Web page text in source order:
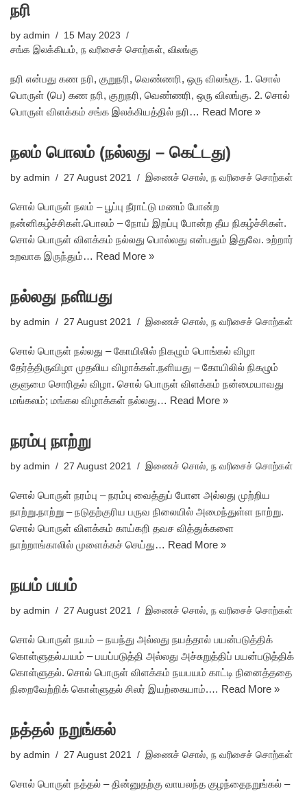
நரி
by admin
15 May 2023
சங்க இலக்கியம், ந வரிசைச் சொற்கள், விலங்கு
நரி என்பது கண நரி, குறுநரி, வெண்ணரி, ஒரு விலங்கு. 1. சொல்
பொருள் (பெ) கண நரி, குறுநரி, வெண்ணரி, ஒரு விலங்கு. 2. சொல்
பொருள் விளக்கம் சங்க இலக்கியத்தில் நரி… Read More »
நலம் பொலம் (நல்லது – கெட்டது)
by admin 27 August 2021 இணைச் சொல், ந வரிசைச் சொற்கள்
சொல் பொருள் நலம் – பூப்பு நீராட்டு மணம் போன்ற
நன்னிகழ்ச்சிகள்.பொலம் – நோய் இறப்பு போன்ற தீய நிகழ்ச்சிகள்.
சொல் பொருள் விளக்கம் நல்லது பொல்லது என்பதும் இதுவே. உற்றார்
உறவாக இருந்தும்… Read More »
நல்லது நளியது
by admin 27 August 2021 இணைச் சொல், ந வரிசைச் சொற்கள்
சொல் பொருள் நல்லது – கோயிலில் நிகழும் பொங்கல் விழா
தேர்த்திருவிழா முதலிய விழாக்கள்.நளியது – கோயிலில் நிகழும்
குளுமை சொரிதல் விழா. சொல் பொருள் விளக்கம் நன்மையாவது
மங்கலம்; மங்கல விழாக்கள் நல்லது… Read More »
நரம்பு நாற்று
by admin 27 August 2021 இணைச் சொல், ந வரிசைச் சொற்கள்
சொல் பொருள் நரம்பு – நரம்பு வைத்துப் போன அல்லது முற்றிய
நாற்று.நாற்று – நடுதற்குரிய பருவ நிலையில் அமைந்துள்ள நாற்று.
சொல் பொருள் விளக்கம் காய்கறி தவச வித்துக்களை
நாற்றாங்காலில் முளைக்கச் செய்து… Read More »
நயம் பயம்
by admin 27 August 2021 இணைச் சொல், ந வரிசைச் சொற்கள்
சொல் பொருள் நயம் – நயந்து அல்லது நயத்தால் பயன்படுத்திக்
கொள்ளுதல்.பயம் – பயப்படுத்தி அல்லது அச்சுறுத்திப் பயன்படுத்திக்
கொள்ளுதல். சொல் பொருள் விளக்கம் நயபயம் காட்டி நினைத்ததை
நிறைவேற்றிக் கொள்ளுதல் சிலர் இயற்கையாம்.… Read More »
நத்தல் நறுங்கல்
by admin 27 August 2021 இணைச் சொல், ந வரிசைச் சொற்கள்
சொல் பொருள் நத்தல் – தின்னுதற்கு வாயலந்த குழந்தைநறுங்கல் –